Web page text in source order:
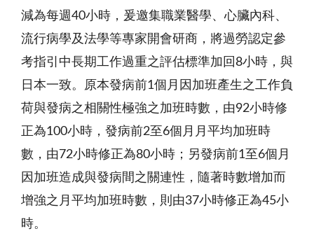
減為每週40小時，爰邀集職業醫學、心臟內科、
流行病學及法學等專家開會研商，將過勞認定參
考指引中長期工作過重之評估標準加回8小時，與
日本一致。原本發病前1個月因加班產生之工作負
荷與發病之相關性極強之加班時數，由92小時修
正為100小時，發病前2至6個月月平均加班時
數，由72小時修正為80小時；另發病前1至6個月
因加班造成與發病間之關連性，隨著時數增加而
增強之月平均加班時數，則由37小時修正為45小
時。